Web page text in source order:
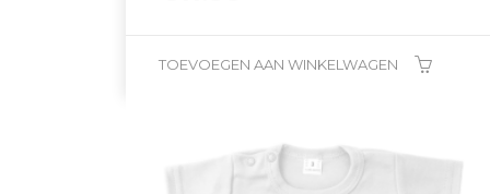
TOEVOEGEN AAN WINKELWAGEN